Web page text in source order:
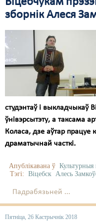
зборнік Алеся
студэнтаў і выкладчыкаў
ўнівэрсытэту, а таксама
Коласа, дзе аўтар працуе
драматычнай часткі.
Апублікавана ў Культурныя
Тэгі: Віцебск Алесь
Падрабязьней ...
Пятніца, 26 Кастрычнік 2018